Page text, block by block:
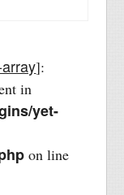
]:
in
yet-
on line